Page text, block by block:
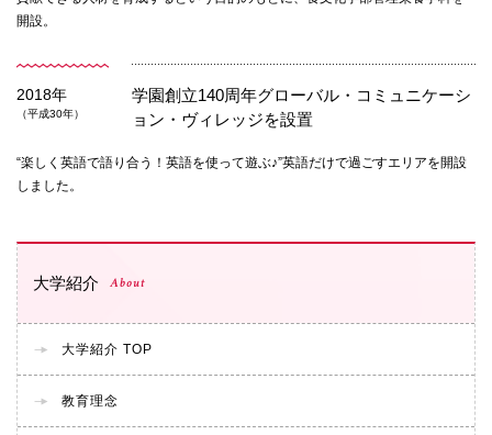
開設。
2018年
（平成30年）
学園創立140周年グローバル・コミュニケーシ
ョン・ヴィレッジを設置
“楽しく英語で語り合う！英語を使って遊ぶ♪”英語だけで過ごすエリアを開設
しました。
大学紹介 About
大学紹介 TOP
教育理念